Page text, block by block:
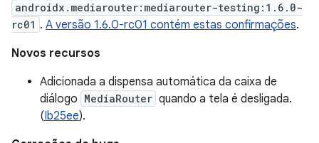
androidx.mediarouter:mediarouter-testing:1.6.0-
rc01 . A versão 1.6.0-rc01 contém estas confirmações.
Novos recursos
Adicionada a dispensa automática da caixa de
diálogo MediaRouter quando a tela é desligada.
(Ib25ee).